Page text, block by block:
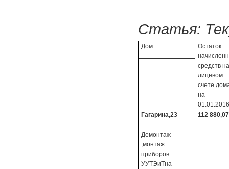
Статья:
Дом
Остаток
средств на
лицевом
счете
на
Гагарина,23
112 880,07
Демонтаж
,монтаж
приборов
УУТЭиТна